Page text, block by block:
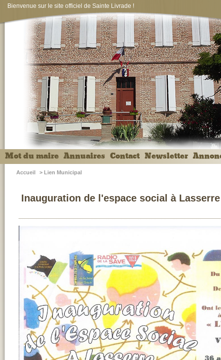
Bienvenue sur le site officiel de Sainte Livrade !
Mot du maire Annuaires Contact Newsletter
Accueil > Lien Municipal
Inauguration de l'espace social à Lasserre